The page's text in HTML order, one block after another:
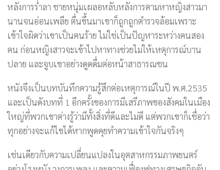
หลังการร่ำลา ชายหนุ่มเผลอหลับหลังการตามหาหญิงสาวมา
นานจนอ่อนเพลีย ตื่นขึ้นมาเขาก็ถูกถูกตำรวจล้อมเพราะ
เข้าใจผิดว่าเขาเป็นคนร้าย ไม่ใช่เป็นปัญหาระหว่างคนสอง
คน ก่อนหญิงสาวจะเข้าไปหาทางช่วยไม่ให้เหตุการณ์บาน
ปลาย และจูบเขาอย่างดูดดื่มต่อหน้าสาธารณชน
หนังจึงเป็นบทบันทึกความรู้สึกต่อเหตุการณ์ในปี พ.ศ.2535
และเป็นดังบทที่ 1 อีกครั้งของการมีเสรีภาพของสังคมในเมือง
ใหญ่ที่พวกเขาต่างรู้ว่ามีทั้งสิ่งที่ดีและไม่ดี แต่พวกเขาก็เชื่อว่า
ทุกอย่างจะแก้ไขได้หากพูดคุยทำความเข้าใจกันจริงๆ
เช่นเดียวกับความเปลี่ยนแปลงในอุตสาหกรรมภาพยนตร์